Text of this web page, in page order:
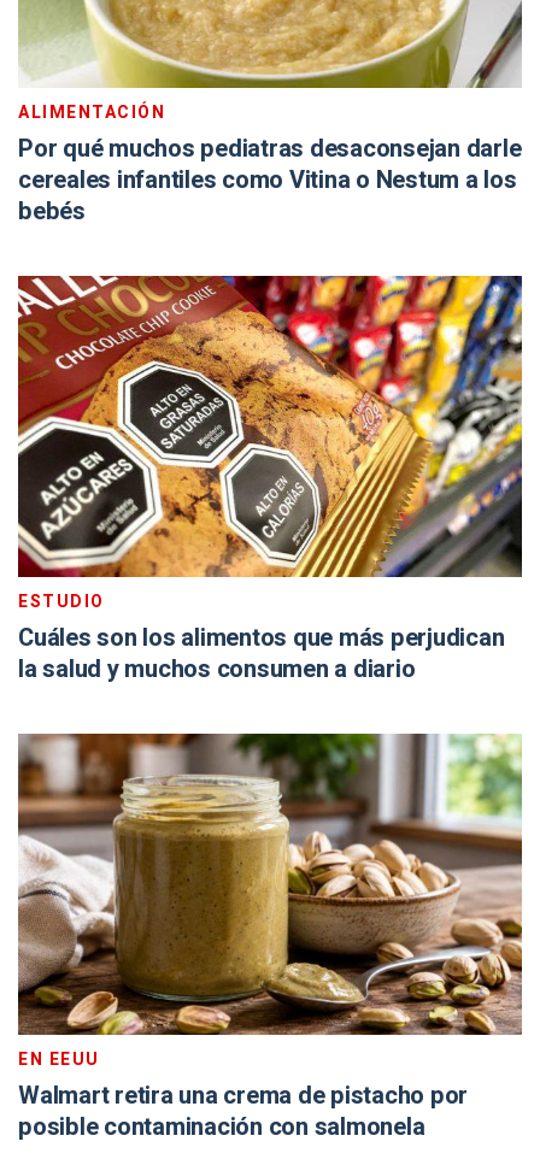
ALIMENTACIÓN
Por qué muchos pediatras desaconsejan darle
cereales infantiles como Vitina o Nestum a los
bebés
ESTUDIO
Cuáles son los alimentos que más perjudican
la salud y muchos consumen a diario
EN EEUU
Walmart retira una crema de pistacho por
posible contaminación con salmonela